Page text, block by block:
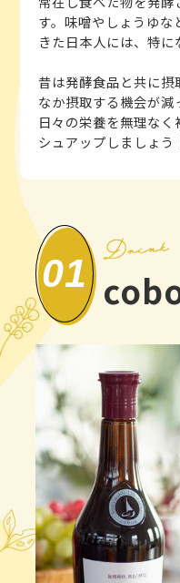
す。味噌やしょうゆな
きた日本人には、特に
昔は発酵食品と共に
なか摂取する機会が
日々の栄養を無理な
シュアップしましょう
01